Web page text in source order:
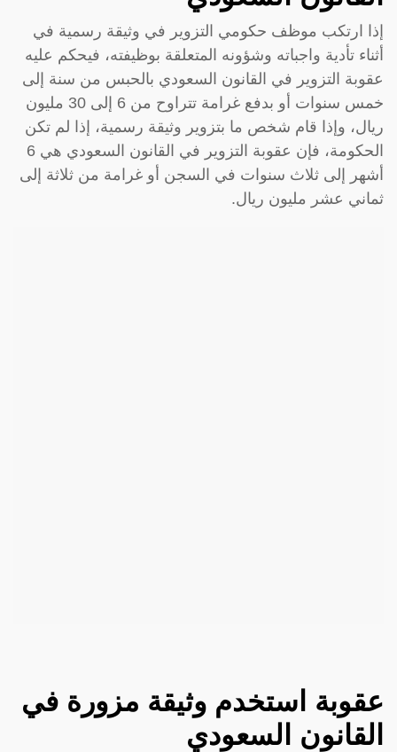
إذا ارتكب موظف حكومي التزوير في وثيقة رسمية في
أثناء تأدية واجباته وشؤونه المتعلقة بوظيفته، فيحكم عليه
عقوبة التزوير في القانون السعودي بالحبس من سنة إلى
خمس سنوات أو بدفع غرامة تتراوح من 6 إلى 30 مليون
ريال، وإذا قام شخص ما بتزوير وثيقة رسمية، إذا لم تكن
الحكومة، فإن عقوبة التزوير في القانون السعودي هي 6
أشهر إلى ثلاث سنوات في السجن أو غرامة من ثلاثة إلى
ثماني عشر مليون ريال.
عقوبة استخدم وثيقة مزورة في
القانون السعودي